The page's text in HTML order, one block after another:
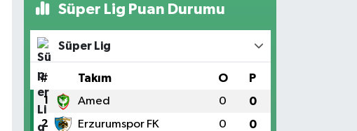
Süper Lig Puan Durumu
Süper Lig
# Takım O P
1 Amed 0 0
2 Erzurumspor FK 0 0